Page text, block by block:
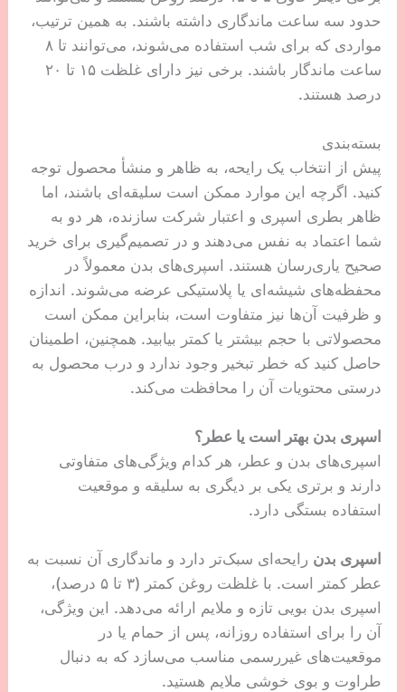
حدود سه ساعت ماندگاری داشته باشند. به همین ترتیب،
مواردی که برای شب استفاده می‌شوند، می‌توانند تا ۸
ساعت ماندگار باشند. برخی نیز دارای غلظت ۱۵ تا ۲۰
درصد هستند.
بسته‌بندی
پیش از انتخاب یک رایحه، به ظاهر و منشأ محصول توجه
کنید. اگرچه این موارد ممکن است سلیقه‌ای باشند، اما
ظاهر بطری اسپری و اعتبار شرکت سازنده، هر دو به
شما اعتماد به نفس می‌دهند و در تصمیم‌گیری برای خرید
صحیح یاری‌رسان هستند. اسپری‌های بدن معمولاً در
محفظه‌های شیشه‌ای یا پلاستیکی عرضه می‌شوند. اندازه
و ظرفیت آن‌ها نیز متفاوت است، بنابراین ممکن است
محصولاتی با حجم بیشتر یا کمتر بیابید. همچنین، اطمینان
حاصل کنید که خطر تبخیر وجود ندارد و درب محصول به
درستی محتویات آن را محافظت می‌کند.
اسپری بدن بهتر است یا عطر؟
اسپری‌های بدن و عطر، هر کدام ویژگی‌های متفاوتی
دارند و برتری یکی بر دیگری به سلیقه و موقعیت
استفاده بستگی دارد.
اسپری بدن رایحه‌ای سبک‌تر دارد و ماندگاری آن نسبت به
عطر کمتر است. با غلظت روغن کمتر (۳ تا ۵ درصد)،
اسپری بدن بویی تازه و ملایم ارائه می‌دهد. این ویژگی،
آن را برای استفاده روزانه، پس از حمام یا در
موقعیت‌های غیررسمی مناسب می‌سازد که به دنبال
طراوت و بوی خوشی ملایم هستید.